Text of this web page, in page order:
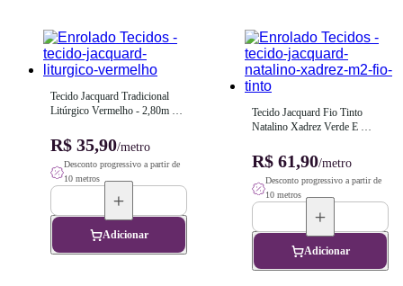
Tecido Jacquard Tradicional
Litúrgico Vermelho - 2,80m de
R$ 35,90/metro
Desconto progressivo a partir de
10 metros
Adicionar
Tecido Jacquard Fio Tinto
Natalino Xadrez Verde E
R$ 61,90/metro
Desconto progressivo a partir de
10 metros
Adicionar